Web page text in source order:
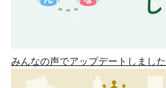
みんなの声でアップデートしました